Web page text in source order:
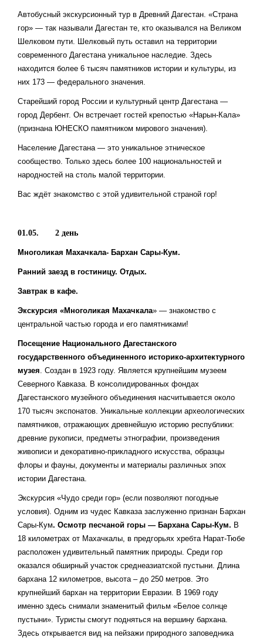
Автобусный экскурсионный тур в Древний Дагестан. «Страна
гор» — так называли Дагестан те, кто оказывался на Великом
Шелковом пути. Шелковый путь оставил на территории
современного Дагестана уникальное наследие. Здесь
находится более 6 тысяч памятников истории и культуры, из
них 173 — федерального значения.
Старейший город России и культурный центр Дагестана —
город Дербент. Он встречает гостей крепостью «Нарын-Кала»
(признана ЮНЕСКО памятником мирового значения).
Население Дагестана — это уникальное этническое
сообщество. Только здесь более 100 национальностей и
народностей на столь малой территории.
Вас ждёт знакомство с этой удивительной страной гор!
01.05. 2 день
Многоликая Махачкала- Бархан Сары-Кум.
Ранний заезд в гостиницу. Отдых.
Завтрак в кафе.
Экскурсия «Многоликая Махачкала» — знакомство с
центральной частью города и его памятниками!
Посещение Национального Дагестанского
государственного объединенного историко-архитектурного
музея . Создан в 1923 году. Является крупнейшим музеем
Северного Кавказа. В консолидированных фондах
Дагестанского музейного объединения насчитывается около
170 тысяч экспонатов. Уникальные коллекции археологических
памятников, отражающих древнейшую историю республики:
древние рукописи, предметы этнографии, произведения
живописи и декоративно-прикладного искусства, образцы
флоры и фауны, документы и материалы различных эпох
истории Дагестана.
Экскурсия «Чудо среди гор» (если позволяют погодные
условия). Одним из чудес Кавказа заслуженно признан Бархан
Сары-Кум. Осмотр песчаной горы — Бархана Сары-Кум. В
18 километрах от Махачкалы, в предгорьях хребта Нарат-Тюбе
расположен удивительный памятник природы. Среди гор
оказался обширный участок среднеазиатской пустыни. Длина
бархана 12 километров, высота – до 250 метров. Это
крупнейший бархан на территории Евразии. В 1969 году
именно здесь снимали знаменитый фильм «Белое солнце
пустыни». Туристы смогут подняться на вершину бархана.
Здесь открывается вид на пейзажи природного заповедника